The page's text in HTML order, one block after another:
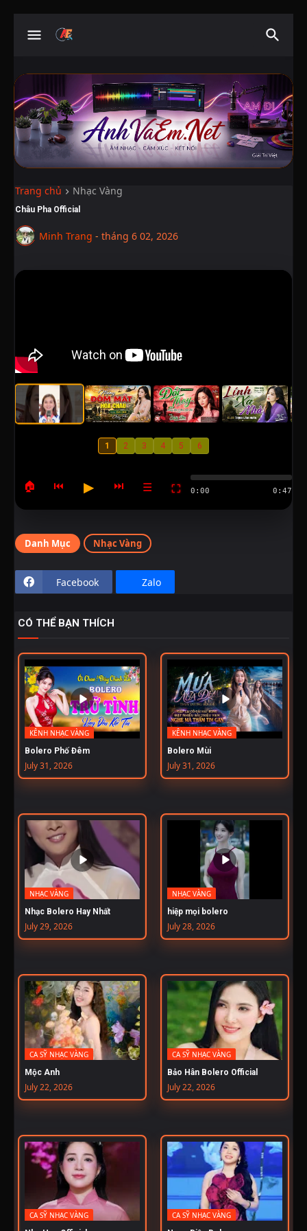
Trang chủ Nhạc Vàng
Châu Pha Official
Minh Trang - tháng 6 02, 2026
1 2 3 4 5 6
🏠 ⏮ ▶ ⏭ ☰ ⛶ 0:00 0:47
Danh Mục Nhạc Vàng
Facebook Zalo
CÓ THỂ BẠN THÍCH
KÊNH NHẠC VÀNG
Bolero Phố Đêm
July 31, 2026
KÊNH NHẠC VÀNG
Bolero Mùi
July 31, 2026
NHẠC VÀNG
Nhạc Bolero Hay Nhất
July 29, 2026
NHẠC VÀNG
hiệp mọi bolero
July 28, 2026
CA SỸ NHẠC VÀNG
Mộc Anh
July 22, 2026
CA SỸ NHẠC VÀNG
Bảo Hân Bolero Official
July 22, 2026
CA SỸ NHẠC VÀNG
CA SỸ NHẠC VÀNG